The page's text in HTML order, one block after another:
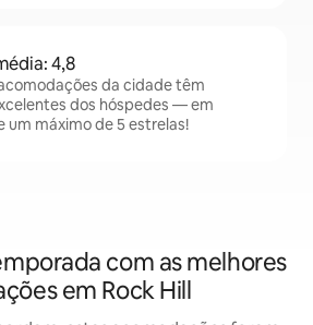
4,8
da cidade têm
dos hóspedes — em
um máximo de 5 estrelas!
com as melhores
em Rock Hill